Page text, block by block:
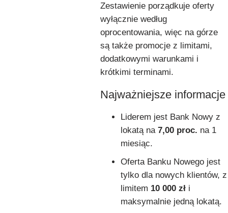
Zestawienie porządkuje oferty
wyłącznie według
oprocentowania, więc na górze
są także promocje z limitami,
dodatkowymi warunkami i
krótkimi terminami.
Najważniejsze informacje
Liderem jest Bank Nowy z
lokatą na 7,00 proc. na 1
miesiąc.
Oferta Banku Nowego jest
tylko dla nowych klientów, z
limitem 10 000 zł i
maksymalnie jedną lokatą.